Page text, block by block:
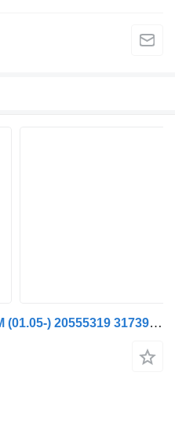
Barre stabilisatrice Volvo FM (01.05-) 20555319 3173988 pour tracteur routier Volvo FM7-FM12, FM, FMX (1998-2014)